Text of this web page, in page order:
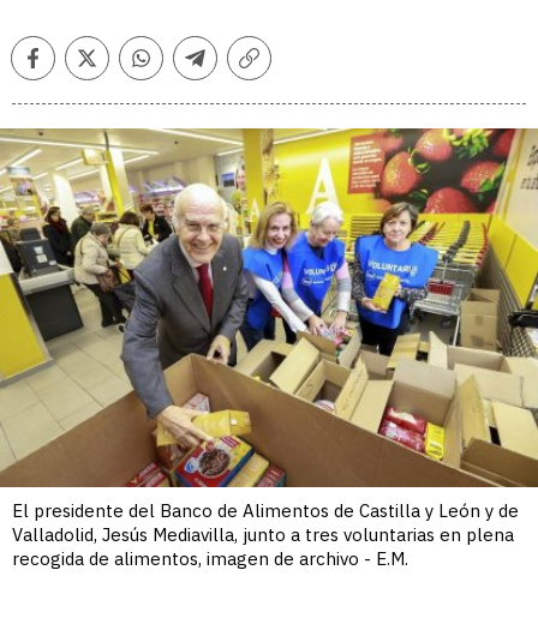
FacebookTwitterWhatsappTelegramCopiar
El presidente del Banco de Alimentos de Castilla y León y de
Valladolid, Jesús Mediavilla, junto a tres voluntarias en plena
recogida de alimentos, imagen de archivo - E.M.